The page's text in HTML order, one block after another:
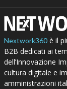
Nextwork360è il
B2B dedicati ai
dell’Innovazione
cultura digitale e
amministrazioni